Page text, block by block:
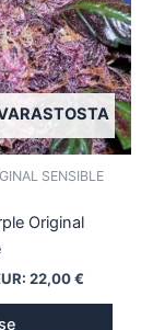
SENSIBLE
Original
22,00€
on
Voit
tehdä